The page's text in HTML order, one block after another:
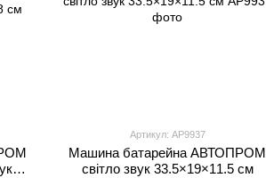
Артикул: AP9937
Машина батарейна АВТОПРОМ
світло звук 33.5×19×11.5 см